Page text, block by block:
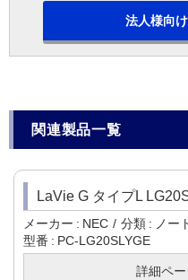
法人様向
関連製品一覧
LaVie G タイプL
メーカー NEC 分類
ノー
型番
PC-LG20SLYGE
詳細ペ